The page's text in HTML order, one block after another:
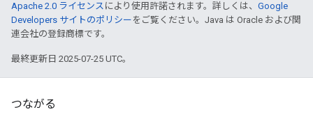
Apache 2.0 ライセンス により使用許諾されます。詳しくは、 Google
Developers サイトのポリシー をご覧ください。Java は Oracle および関
連会社の登録商標です。
最終更新日 2025-07-25 UTC。
つながる